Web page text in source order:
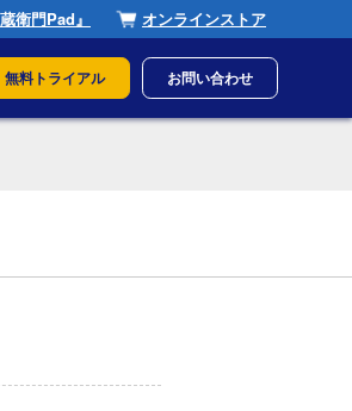
衛門Pad』 オンラインストア
無料トライアル お問い合わせ